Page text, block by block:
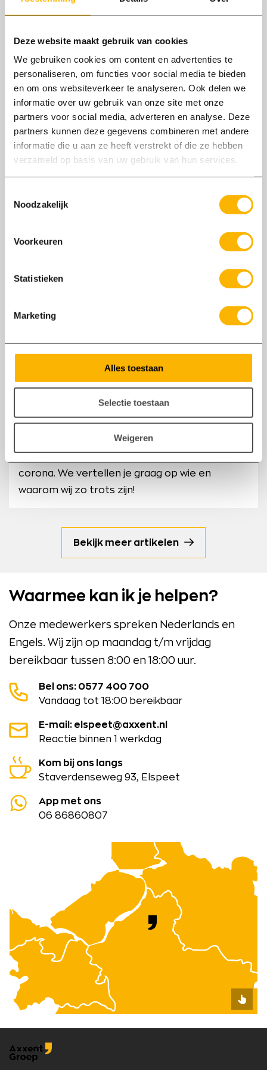
Deze website maakt gebruik van cookies
We gebruiken cookies om content en advertenties te
personaliseren, om functies voor social media te bieden
en om ons websiteverkeer te analyseren. Ook delen we
informatie over uw gebruik van onze site met onze
partners voor social media, adverteren en analyse. Deze
partners kunnen deze gegevens combineren met andere
informatie die u aan ze heeft verstrekt of die ze hebben
verzameld op basis van uw gebruik van hun services.
Noodzakelijk
Voorkeuren
Statistieken
Marketing
Alles toestaan
Selectie toestaan
Weigeren
Metaalbewerkers
Axxent heeft een paar toffe vacatures voor
metaalbewerking!
12/03
2021
Een jaar na de oproep zoveel mogelijk thuis
Vandaag - 12 maart 2021 - is het precies een
jaar geleden dat in ons land werd opgeroepen
om zoveel mogelijk thuis te werken vanwege
corona. We vertellen je graag op wie en
waarom wij zo trots zijn!
Bekijk meer artikelen
Waarmee kan ik je helpen?
Onze medewerkers spreken Nederlands en
Engels. Wij zijn op maandag t/m vrijdag
bereikbaar tussen 8:00 en 18:00 uur.
Bel ons: 0577 400 700
Vandaag tot 18:00 bereikbaar
E-mail: elspeet@axxent.nl
Reactie binnen 1 werkdag
Kom bij ons langs
Staverdenseweg 93, Elspeet
App met ons
06 86860807